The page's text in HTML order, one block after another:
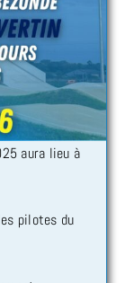
aura lieu à
pilotes du